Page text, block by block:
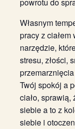
powrotu do
Własnym
pracy z
narzędzie,
stresu, złości,
Twój spokój a
ciało,
siebie a to z
siebie i